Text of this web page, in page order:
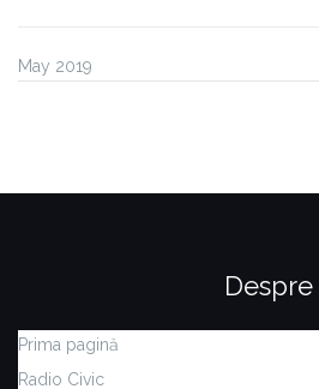
May 2019
Despre
Prima pagină
Radio Civic